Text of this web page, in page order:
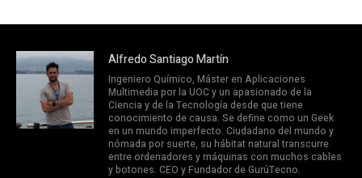
Alfredo Santiago Martín
Ingeniero Químico, Máster en Aplicaciones
Multimedia por la UOC y un apasionado de la
Ciencia y de la Tecnología desde que tiene
conocimiento de causa. Se define como un Geek
en un mundo imperfecto. Ciudadano del mundo y
nómada por suerte, su hábitat natural transcurre
entre ordenadores y máquinas con muchos cables
y botones. CEO y Fundador de GurúTecno.